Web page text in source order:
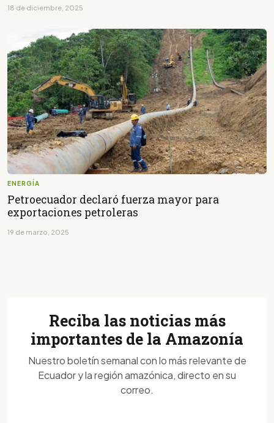
18 de diciembre, 2025
ENERGÍA
Petroecuador declaró fuerza mayor para
exportaciones petroleras
19 de marzo, 2025
Reciba las noticias más
importantes de la Amazonía
Nuestro boletín semanal con lo más relevante de
Ecuador y la región amazónica, directo en su
correo.